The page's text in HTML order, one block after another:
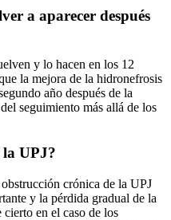
a aparecer después
y lo hacen en los 12
la mejora de la hidronefrosis
año después de la
seguimiento más allá de los
la UPJ?
crónica de la UPJ
y la pérdida gradual de la
en el caso de los